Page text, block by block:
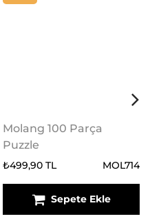
Molang 100 Parça
Puzzle
₺499,90 TL MOL714
Sepete Ekle